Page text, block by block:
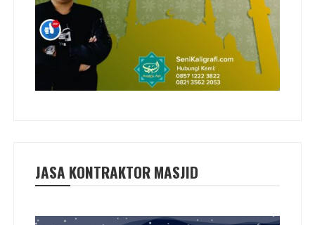
JASA KONTRAKTOR MASJID